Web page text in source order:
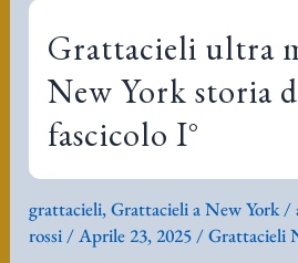
Grattacieli ultra
New York storia
fascicolo I°
grattacieli,Grattacieli a New York/
rossi/Aprile 23, 2025/Grattacieli